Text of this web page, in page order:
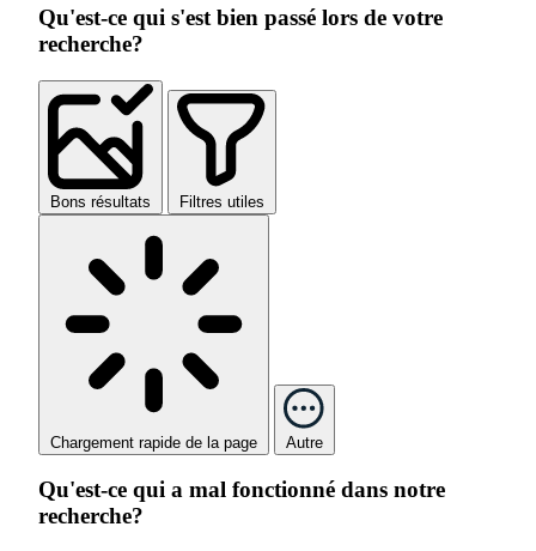
Qu'est-ce qui s'est bien passé lors de votre
recherche?
Bons résultats Filtres utiles
Chargement rapide de la page Autre
Qu'est-ce qui a mal fonctionné dans notre
recherche?